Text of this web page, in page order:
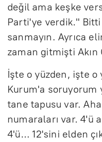
değil ama keşke
Parti'ye verdik."
sanmayın. Ayrıca
zaman gitmişti Akın
İşte o yüzden, işte
Kurum'a soruyorum
tane tapusu var.
numaraları var. 4'ü
4'ü... 12'sini elden